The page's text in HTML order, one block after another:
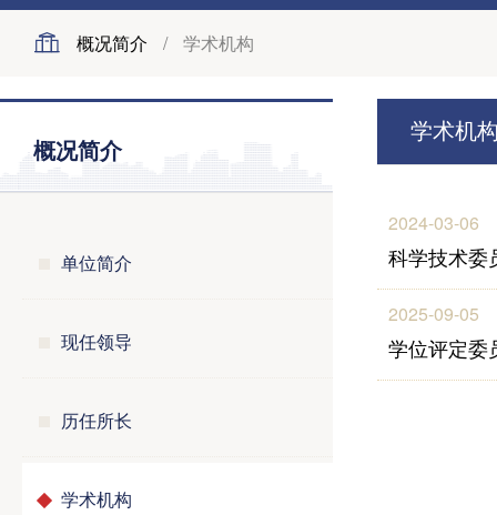
概况简介 / 学术机构
概况简介
单位简介
现任领导
历任所长
学术机构
学术机
2024-03-06
科学技术委
2025-09-05
学位评定委